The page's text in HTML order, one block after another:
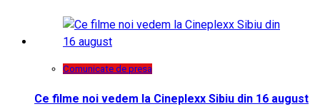
Comunicate de presa
Ce filme noi vedem la Cineplexx Sibiu din 16 august